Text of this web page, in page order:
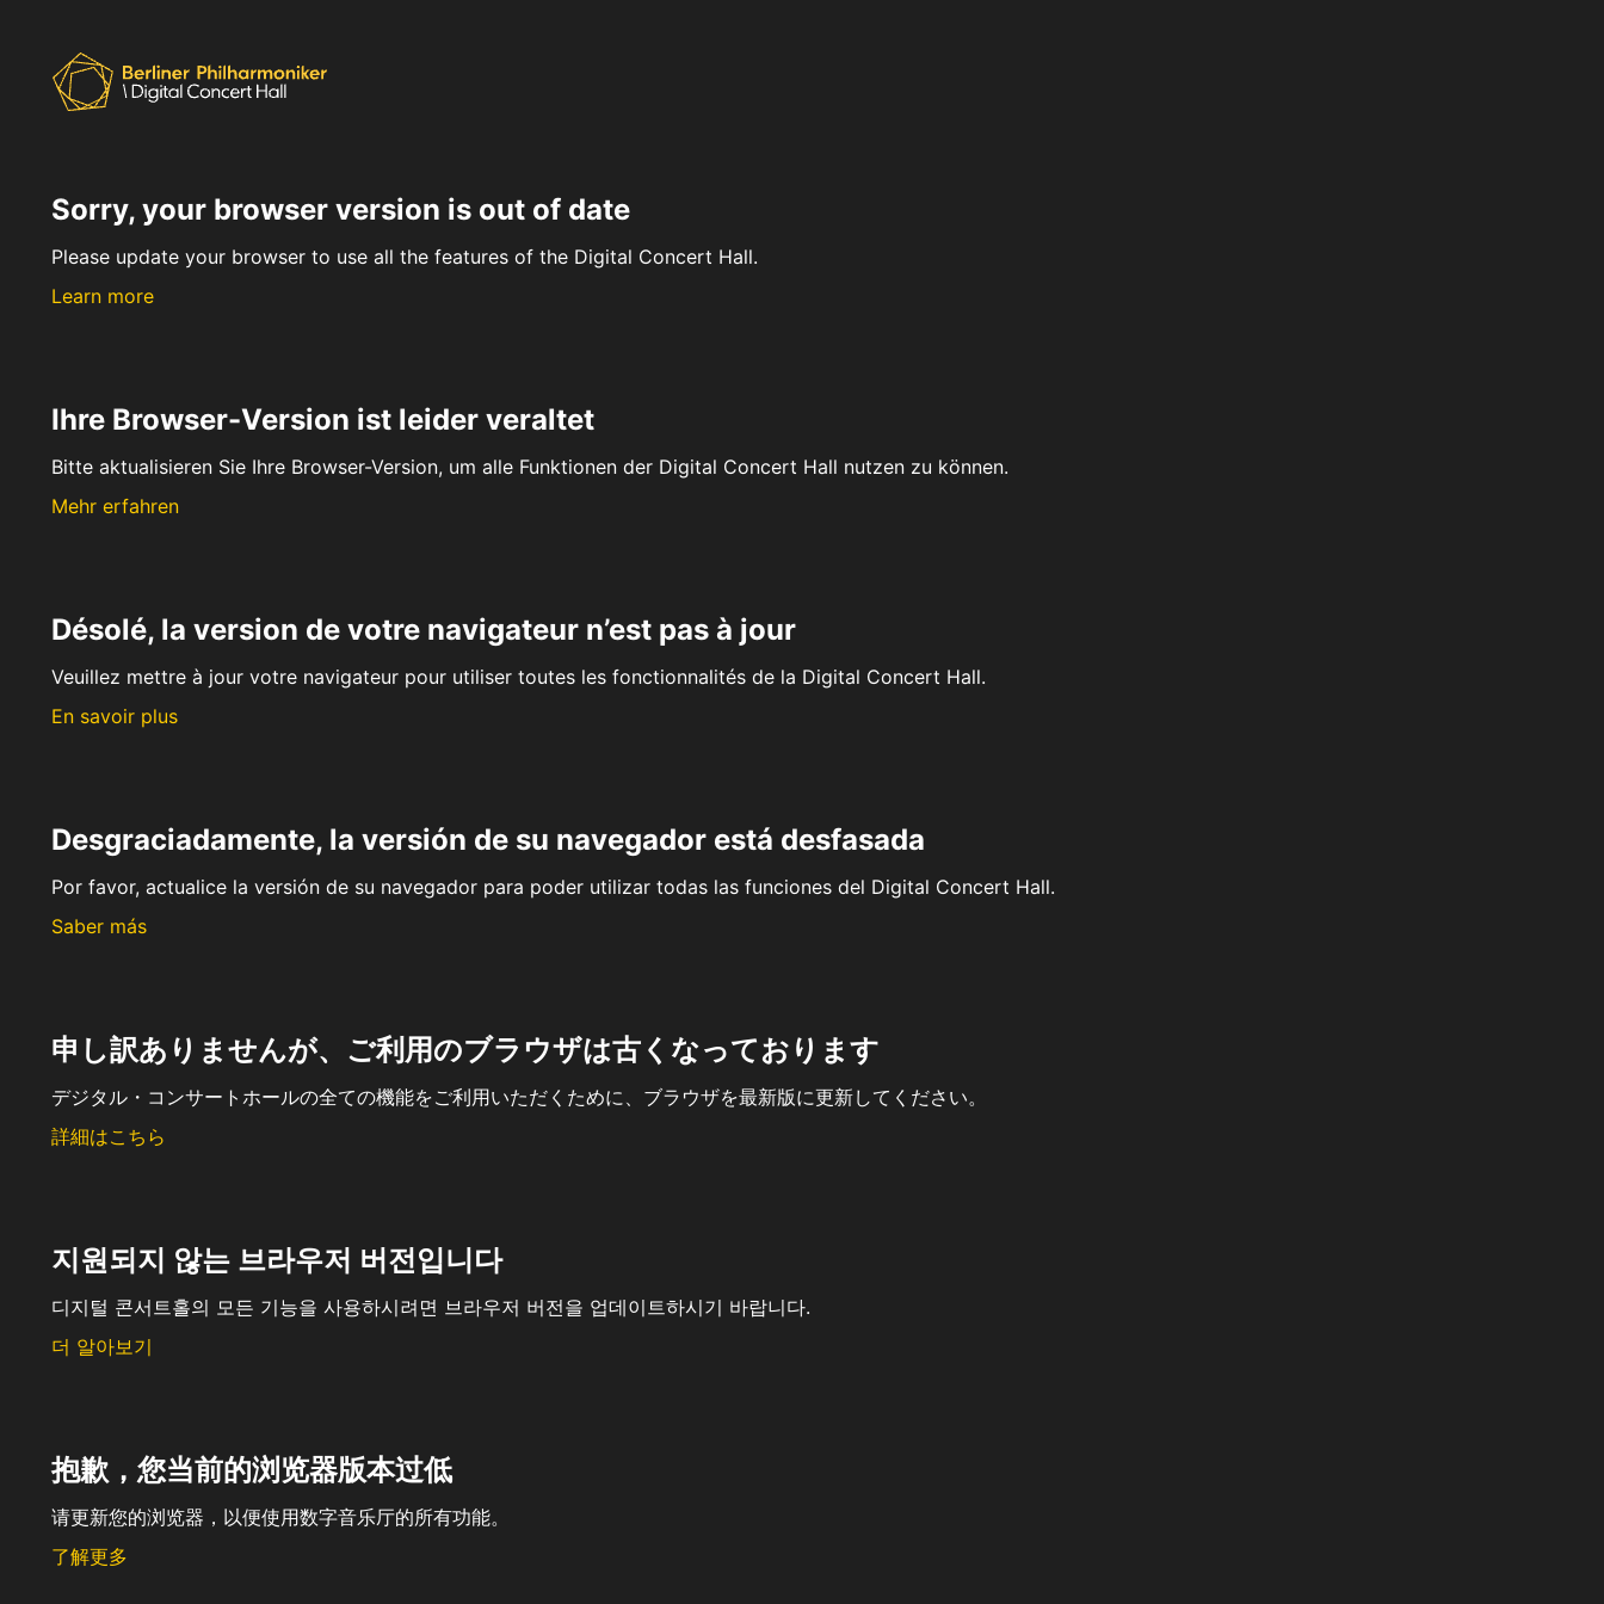
Sorry, your browser version is out of date
Please update your browser to use all the features of the Digital Concert Hall.
Learn more
Ihre Browser-Version ist leider veraltet
Bitte aktualisieren Sie Ihre Browser-Version, um alle Funktionen der Digital Concert Hall nutzen zu können.
Mehr erfahren
Désolé, la version de votre navigateur n’est pas à jour
Veuillez mettre à jour votre navigateur pour utiliser toutes les fonctionnalités de la Digital Concert Hall.
En savoir plus
Desgraciadamente, la versión de su navegador está desfasada
Por favor, actualice la versión de su navegador para poder utilizar todas las funciones del Digital Concert Hall.
Saber más
申し訳ありませんが、ご利用のブラウザは古くなっております
デジタル・コンサートホールの全ての機能をご利用いただくために、ブラウザを最新版に更新してください。
詳細はこちら
지원되지 않는 브라우저 버전입니다
디지털 콘서트홀의 모든 기능을 사용하시려면 브라우저 버전을 업데이트하시기 바랍니다.
더 알아보기
抱歉，您当前的浏览器版本过低
请更新您的浏览器，以便使用数字音乐厅的所有功能。
了解更多